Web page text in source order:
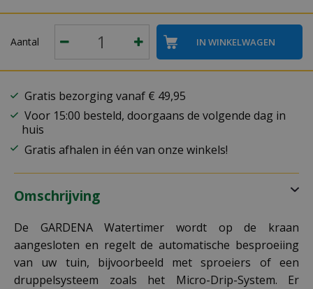
Aantal
Gratis bezorging vanaf € 49,95
Voor 15:00 besteld, doorgaans de volgende dag in
huis
Gratis afhalen in één van onze winkels!
Omschrijving
De GARDENA Watertimer wordt op de kraan
aangesloten en regelt de automatische besproeiing
van uw tuin, bijvoorbeeld met sproeiers of een
druppelsysteem zoals het Micro-Drip-System. Er